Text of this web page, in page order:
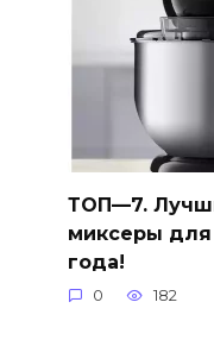
ТОП—7.
миксеры для
года!
0 182